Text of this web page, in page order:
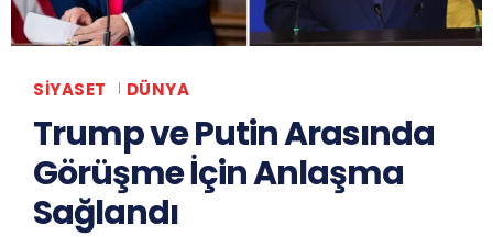
SIYASET DÜNYA
Trump ve Putin Arasında
Görüşme İçin Anlaşma
Sağlandı